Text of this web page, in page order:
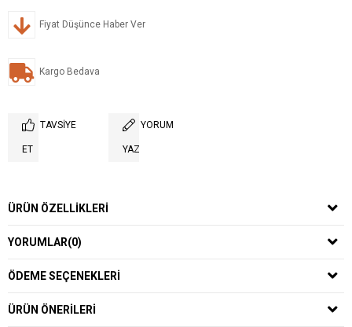
Fiyat Düşünce Haber Ver
Kargo Bedava
TAVSIYE
ET
YORUM
YAZ
ÜRÜN ÖZELLIKLERI
YORUMLAR(0)
ÖDEME SEÇENEKLERI
ÜRÜN ÖNERILERI